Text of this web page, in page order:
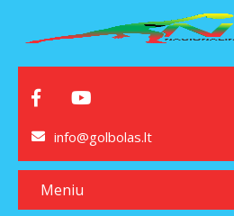
info@golbolas.lt
Meniu